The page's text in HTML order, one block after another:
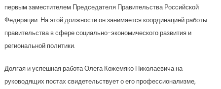
первым заместителем Председателя Правительства Российской
Федерации. На этой должности он занимается координацией работы
правительства в сфере социально-экономического развития и
региональной политики.
Долгая и успешная работа Олега Кожемяко Николаевича на
руководящих постах свидетельствует о его профессионализме,